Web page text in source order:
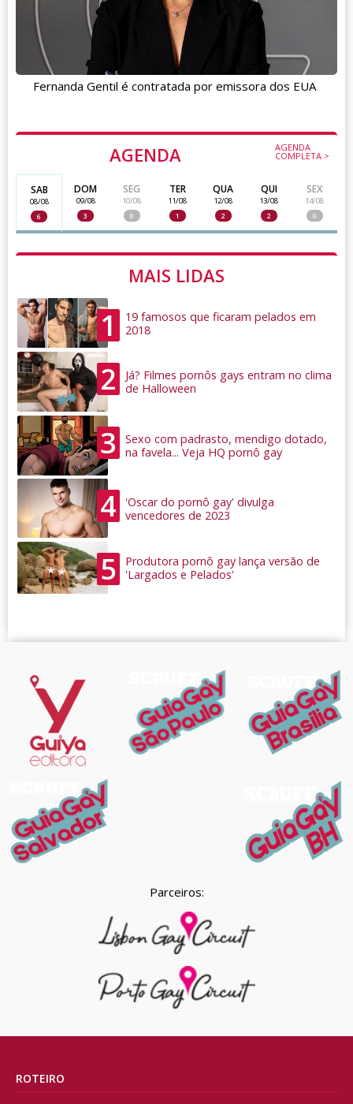
AGENDA AGENDA
COMPLETA >
SAB
08/08
6
DOM
09/08
3
SEG
10/08
0
TER
11/08
1
QUA
12/08
2
QUI
13/08
2
SEX
14/08
0
MAIS LIDAS
1
19 famosos que ficaram pelados em
2018
2
Já? Filmes pornôs gays entram no clima
de Halloween
3
Sexo com padrasto, mendigo dotado,
na favela... Veja HQ pornô gay
4
'Oscar do pornô gay' divulga
vencedores de 2023
5
Produtora pornô gay lança versão de
'Largados e Pelados'
Fernanda Gentil é contratada por emissora dos EUA
Parceiros:
ROTEIRO